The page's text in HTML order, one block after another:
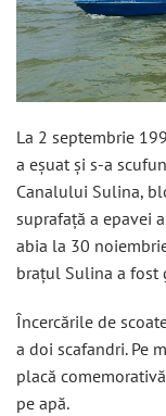
La 2 septembrie
a eșuat și s-a
Canalului Sulina,
suprafață a epavei
abia la 30
brațul Sulina a fost
Încercările de
a doi scafandri. Pe
placă
pe apă.